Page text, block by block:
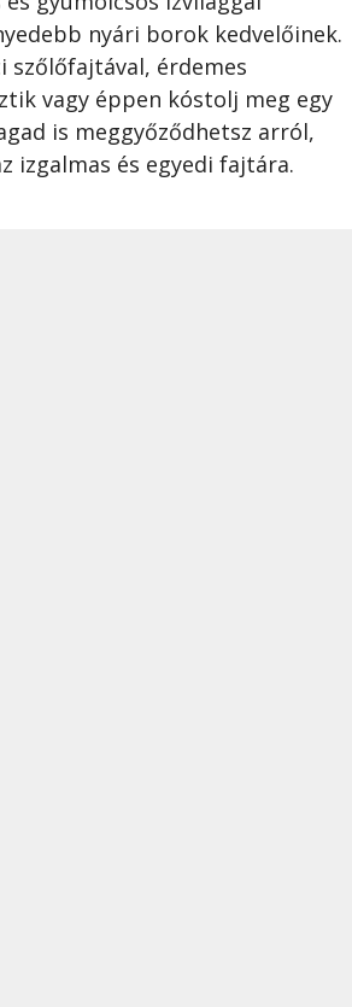
nyári borok kedvelőinek.
szőlőfajtával, érdemes
vagy éppen kóstolj meg egy
is meggyőződhetsz arról,
izgalmas és egyedi fajtára.